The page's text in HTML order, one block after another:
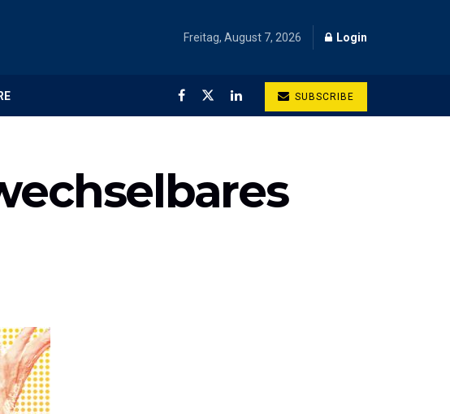
Freitag, August 7, 2026 Login
SUBSCRIBE